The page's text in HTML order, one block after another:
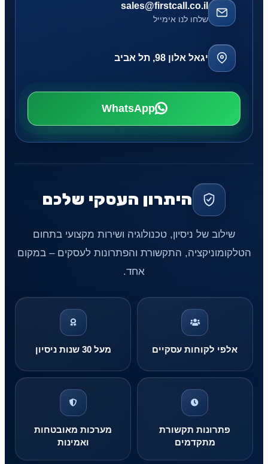
sales@firstcall.co.il
שלחו לנו אימייל
יגאל אלון 98, תל אביב
WhatsApp
היתרון העסקי שלכם
שילוב של ניסיון, טכנולוגיה ושירות מקצועי בתחום
הטלקומוניקציה, התקשורת והפתרונות לעסקים – במקום
אחד.
אלפי לקוחות עסקיים מעל 30 שנות ניסיון
פתרונות תקשורת
מתקדמים
מערכות מאובטחות
ואמינות